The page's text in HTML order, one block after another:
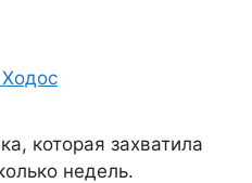
которая захватила
недель.